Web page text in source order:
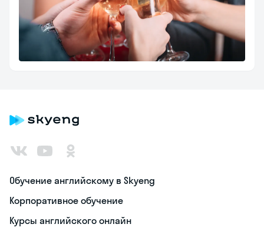
Обучение английскому в Skyeng
Корпоративное обучение
Курсы английского онлайн